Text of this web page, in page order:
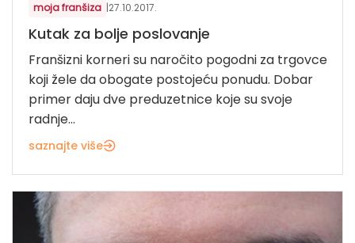
moja franšiza |27.10.2017.
Kutak za bolje poslovanje
Franšizni korneri su naročito pogodni za trgovce
koji žele da obogate postojeću ponudu. Dobar
primer daju dve preduzetnice koje su svoje
radnje...
saznajte više